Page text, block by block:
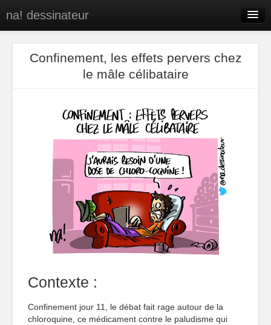
na! dessinateur
Presse
C’est qui na!
Confinement, les effets pervers chez
le mâle célibataire
Contexte :
Confinement jour 11, le débat fait rage autour de la
chloroquine, ce médicament contre le paludisme qui